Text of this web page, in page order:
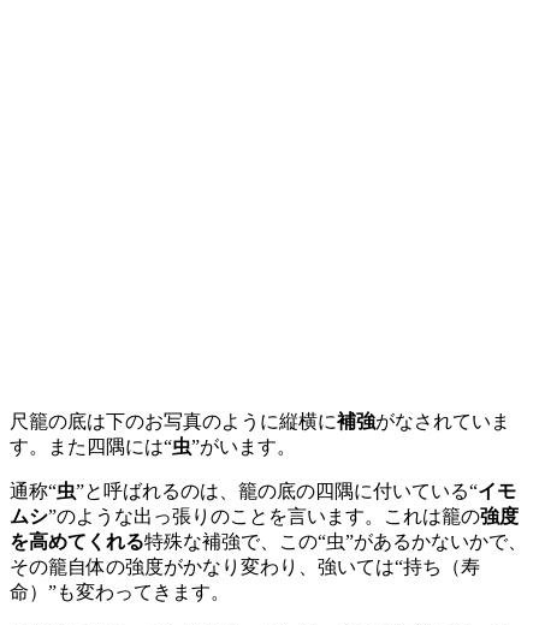
尺籠の底は下のお写真のように縦横に補強がなされていま
す。また四隅には“虫”がいます。
通称“虫”と呼ばれるのは、籠の底の四隅に付いている“イモ
ムシ”のような出っ張りのことを言います。これは籠の強度
を高めてくれる特殊な補強で、この“虫”があるかないかで、
その籠自体の強度がかなり変わり、強いては“持ち（寿
命）”も変わってきます。